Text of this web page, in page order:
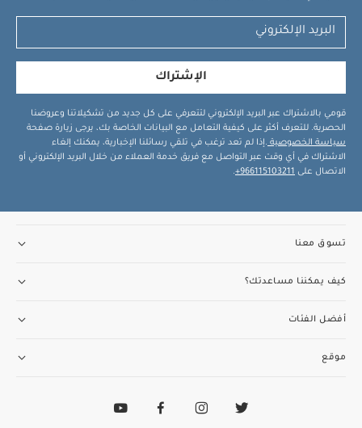
الإشتراك
قومي بالاشتراك عبر البريد الإلكتروني لتتعرفي على كل جديد من تشكيلاتنا وعروضنا
الحصرية. للتعرف أكثر على كيفية التعامل مع البيانات الخاصة بك، يرجى زيارة صفحة
سياسة الخصوصية .إذا لم تعد ترغب في تلقي رسائلنا الإخبارية، يمكنك إلغاء
الاشتراك في أي وقت عبر التواصل مع فريق خدمة العملاء من خلال البريد الإلكتروني أو
الاتصال على 966115103211+
.
تسوق معنا
كيف يمكننا مساعدتك؟
أفضل الفئات
موقع